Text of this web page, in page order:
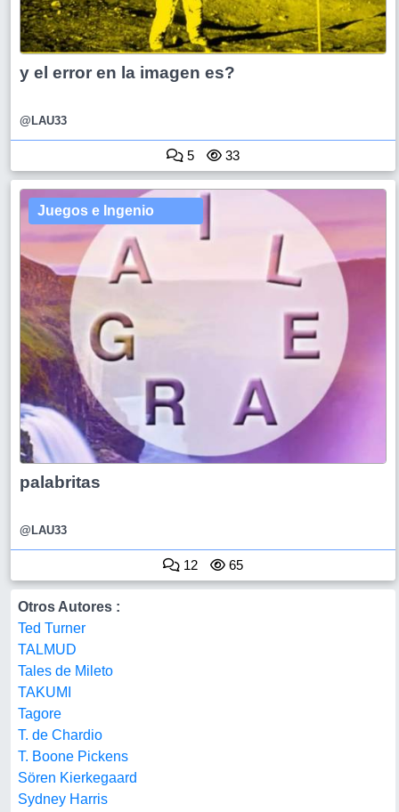
y el error en la imagen es?
@LAU33
5 33
Juegos e Ingenio
palabritas
@LAU33
12 65
Otros Autores :
Ted Turner
TALMUD
Tales de Mileto
TAKUMI
Tagore
T. de Chardio
T. Boone Pickens
Sören Kierkegaard
Sydney Harris